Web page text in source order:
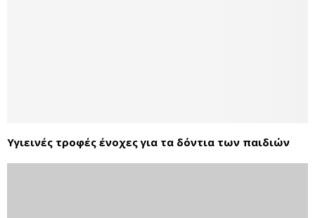
Υγιεινές τροφές ένοχες για τα δόντια των παιδιών